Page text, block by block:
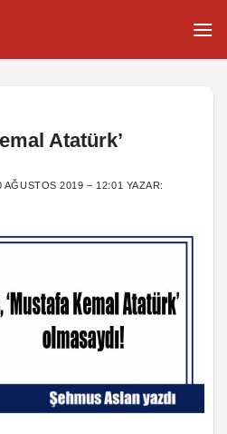
Atatürk’
AĞUSTOS 2019 – 12:01 YAZAR: